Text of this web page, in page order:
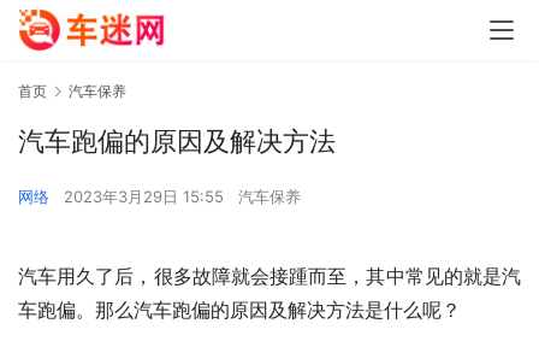
首页 汽车保养
汽车跑偏的原因及解决方法
网络 2023年3月29日 15:55 汽车保养
汽车用久了后，很多故障就会接踵而至，其中常见的就是汽
车跑偏。那么汽车跑偏的原因及解决方法是什么呢？